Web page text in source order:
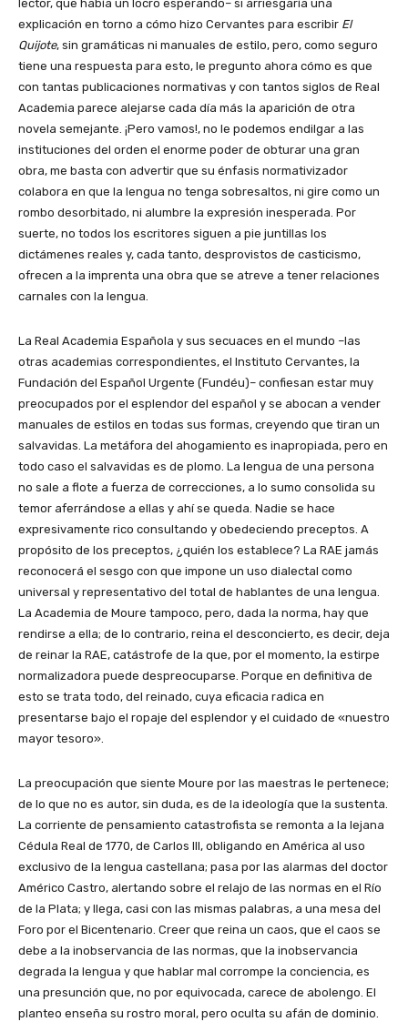
lector, que había un locro esperando– si arriesgaría una
explicación en torno a cómo hizo Cervantes para escribir El
Quijote, sin gramáticas ni manuales de estilo, pero, como seguro
tiene una respuesta para esto, le pregunto ahora cómo es que
con tantas publicaciones normativas y con tantos siglos de Real
Academia parece alejarse cada día más la aparición de otra
novela semejante. ¡Pero vamos!, no le podemos endilgar a las
instituciones del orden el enorme poder de obturar una gran
obra, me basta con advertir que su énfasis normativizador
colabora en que la lengua no tenga sobresaltos, ni gire como un
rombo desorbitado, ni alumbre la expresión inesperada. Por
suerte, no todos los escritores siguen a pie juntillas los
dictámenes reales y, cada tanto, desprovistos de casticismo,
ofrecen a la imprenta una obra que se atreve a tener relaciones
carnales con la lengua.
La Real Academia Española y sus secuaces en el mundo –las
otras academias correspondientes, el Instituto Cervantes, la
Fundación del Español Urgente (Fundéu)– confiesan estar muy
preocupados por el esplendor del español y se abocan a vender
manuales de estilos en todas sus formas, creyendo que tiran un
salvavidas. La metáfora del ahogamiento es inapropiada, pero en
todo caso el salvavidas es de plomo. La lengua de una persona
no sale a flote a fuerza de correcciones, a lo sumo consolida su
temor aferrándose a ellas y ahí se queda. Nadie se hace
expresivamente rico consultando y obedeciendo preceptos. A
propósito de los preceptos, ¿quién los establece? La RAE jamás
reconocerá el sesgo con que impone un uso dialectal como
universal y representativo del total de hablantes de una lengua.
La Academia de Moure tampoco, pero, dada la norma, hay que
rendirse a ella; de lo contrario, reina el desconcierto, es decir, deja
de reinar la RAE, catástrofe de la que, por el momento, la estirpe
normalizadora puede despreocuparse. Porque en definitiva de
esto se trata todo, del reinado, cuya eficacia radica en
presentarse bajo el ropaje del esplendor y el cuidado de «nuestro
mayor tesoro».
La preocupación que siente Moure por las maestras le pertenece;
de lo que no es autor, sin duda, es de la ideología que la sustenta.
La corriente de pensamiento catastrofista se remonta a la lejana
Cédula Real de 1770, de Carlos III, obligando en América al uso
exclusivo de la lengua castellana; pasa por las alarmas del doctor
Américo Castro, alertando sobre el relajo de las normas en el Río
de la Plata; y llega, casi con las mismas palabras, a una mesa del
Foro por el Bicentenario. Creer que reina un caos, que el caos se
debe a la inobservancia de las normas, que la inobservancia
degrada la lengua y que hablar mal corrompe la conciencia, es
una presunción que, no por equivocada, carece de abolengo. El
planteo enseña su rostro moral, pero oculta su afán de dominio.